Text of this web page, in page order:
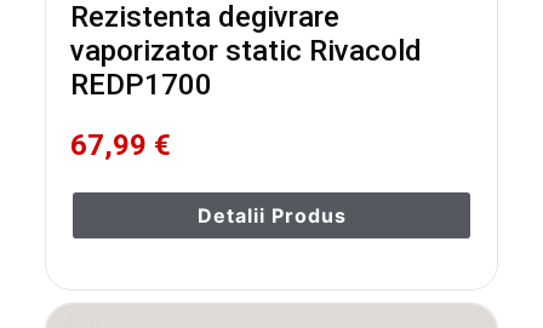
Rezistenta degivrare
vaporizator static Rivacold
REDP1700
67,99 €
Detalii Produs